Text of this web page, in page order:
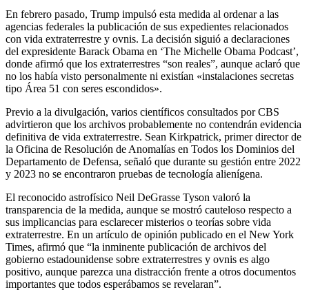
En febrero pasado, Trump impulsó esta medida al ordenar a las
agencias federales la publicación de sus expedientes relacionados
con vida extraterrestre y ovnis. La decisión siguió a declaraciones
del expresidente Barack Obama en ‘The Michelle Obama Podcast’,
donde afirmó que los extraterrestres “son reales”, aunque aclaró que
no los había visto personalmente ni existían «instalaciones secretas
tipo Área 51 con seres escondidos».
Previo a la divulgación, varios científicos consultados por CBS
advirtieron que los archivos probablemente no contendrán evidencia
definitiva de vida extraterrestre. Sean Kirkpatrick, primer director de
la Oficina de Resolución de Anomalías en Todos los Dominios del
Departamento de Defensa, señaló que durante su gestión entre 2022
y 2023 no se encontraron pruebas de tecnología alienígena.
El reconocido astrofísico Neil DeGrasse Tyson valoró la
transparencia de la medida, aunque se mostró cauteloso respecto a
sus implicancias para esclarecer misterios o teorías sobre vida
extraterrestre. En un artículo de opinión publicado en el New York
Times, afirmó que “la inminente publicación de archivos del
gobierno estadounidense sobre extraterrestres y ovnis es algo
positivo, aunque parezca una distracción frente a otros documentos
importantes que todos esperábamos se revelaran”.